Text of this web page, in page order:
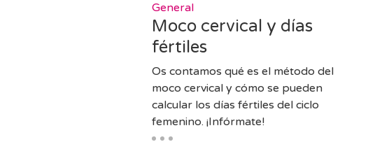
General
Moco cervical y días
fértiles
Os contamos qué es el método del
moco cervical y cómo se pueden
calcular los días fértiles del ciclo
femenino. ¡Infórmate!